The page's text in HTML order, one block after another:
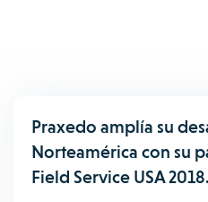
Praxedo amplía su
Norteamérica con su
Field Service USA 2018.